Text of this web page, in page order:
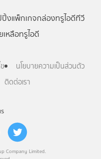
Company Limited.
งแพ็กเกจกล่องทรูไอดีทีวี
หลือทรูไอดี
นโยบายความเป็นส่วนตัว
ติดต่อเรา